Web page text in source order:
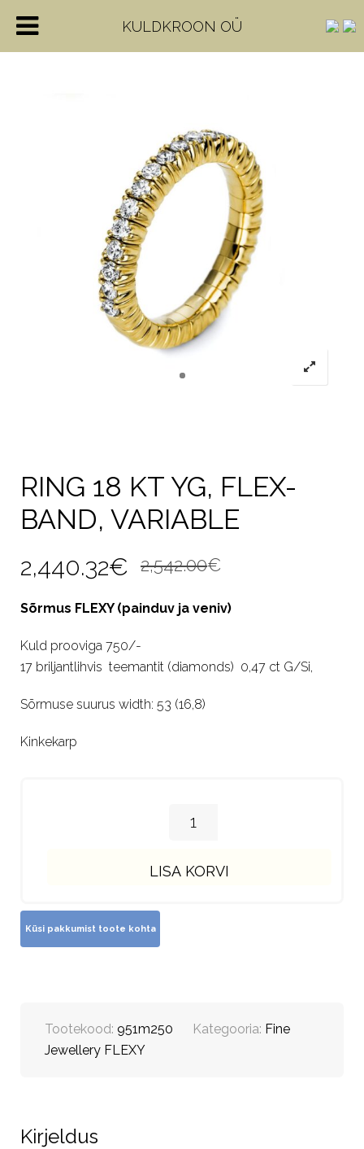
RING 18 KT YG, FLEX-
BAND, VARIABLE
2,542.00€
hind
2,542.00€.
2,440.32€
price
2,440.32€.
Sõrmus FLEXY (painduv ja veniv)
Kuld prooviga 750/-
17 briljantlihvis teemantit (diamonds) 0,47 ct G/Si,
Sõrmuse suurus width: 53 (16,8)
Kinkekarp
LISA KORVI
Tootekood: 951m250 Kategooria: Fine
Jewellery FLEXY
Kirjeldus
KULDKROON OÜ